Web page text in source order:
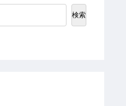
検索